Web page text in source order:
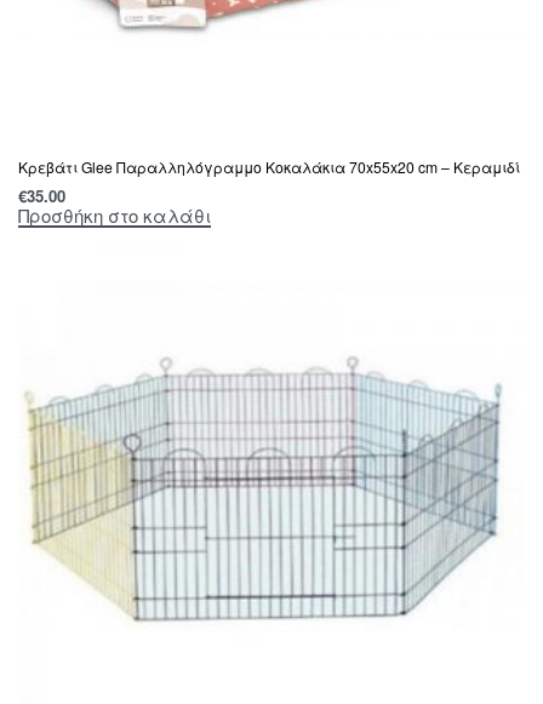
Κρεβάτι Glee Παραλληλόγραμμο Κοκαλάκια 70x55x20 cm – Κεραμιδί
€35.00
Προσθήκη στο καλάθι